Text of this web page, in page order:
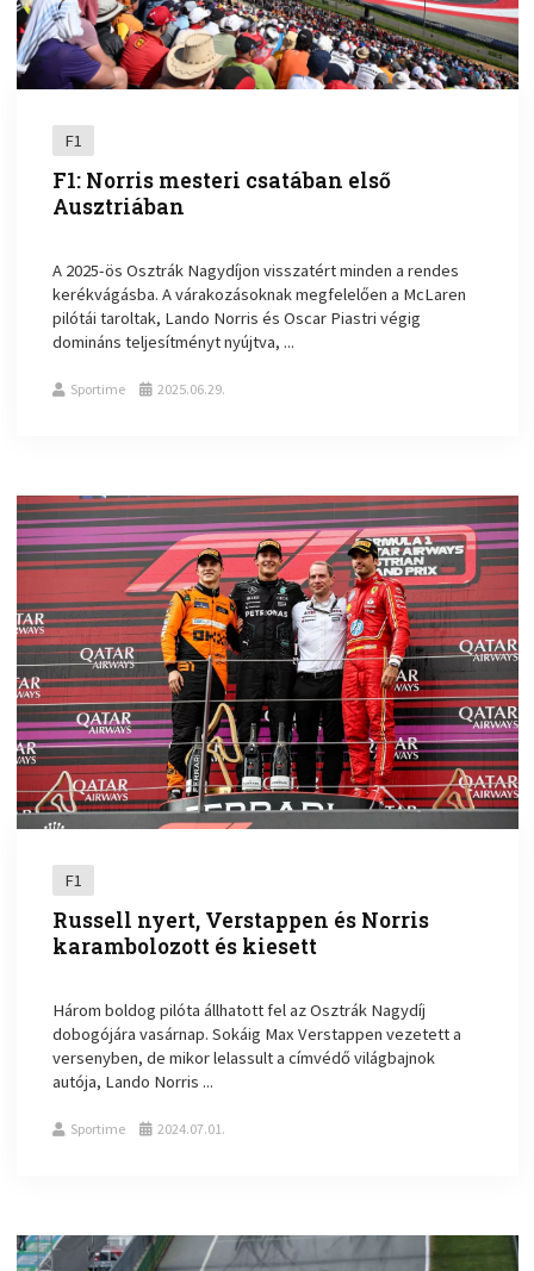
F1
F1: Norris mesteri csatában első
Ausztriában
A 2025-ös Osztrák Nagydíjon visszatért minden a rendes
kerékvágásba. A várakozásoknak megfelelően a McLaren
pilótái taroltak, Lando Norris és Oscar Piastri végig
domináns teljesítményt nyújtva, ...
Sportime 2025.06.29.
F1
Russell nyert, Verstappen és Norris
karambolozott és kiesett
Három boldog pilóta állhatott fel az Osztrák Nagydíj
dobogójára vasárnap. Sokáig Max Verstappen vezetett a
versenyben, de mikor lelassult a címvédő világbajnok
autója, Lando Norris ...
Sportime 2024.07.01.